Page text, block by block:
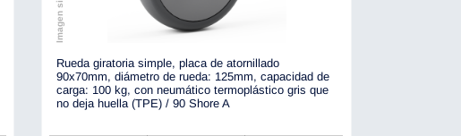
Rueda giratoria simple, placa de atornillado
90x70mm, diámetro de rueda: 125mm, capacidad de
carga: 100 kg, con neumático termoplástico gris que
no deja huella (TPE) / 90 Shore A